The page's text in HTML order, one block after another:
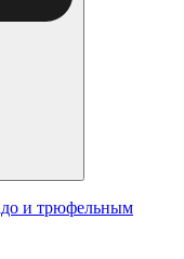
и трюфельным